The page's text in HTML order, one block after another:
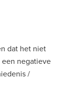
dat het niet
negatieve
/